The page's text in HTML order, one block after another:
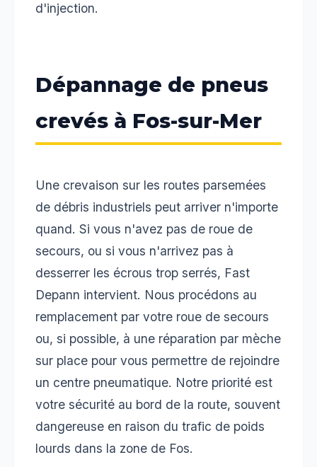
d'injection.
Dépannage de pneus
crevés à Fos-sur-Mer
Une crevaison sur les routes parsemées
de débris industriels peut arriver n'importe
quand. Si vous n'avez pas de roue de
secours, ou si vous n'arrivez pas à
desserrer les écrous trop serrés, Fast
Depann intervient. Nous procédons au
remplacement par votre roue de secours
ou, si possible, à une réparation par mèche
sur place pour vous permettre de rejoindre
un centre pneumatique. Notre priorité est
votre sécurité au bord de la route, souvent
dangereuse en raison du trafic de poids
lourds dans la zone de Fos.